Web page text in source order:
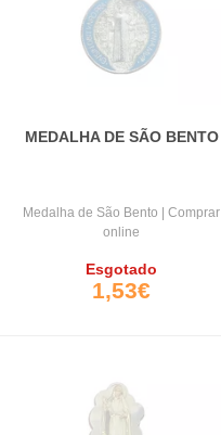
MEDALHA DE SÃO BENTO
Medalha de São Bento | Comprar
online
Esgotado
1,53€